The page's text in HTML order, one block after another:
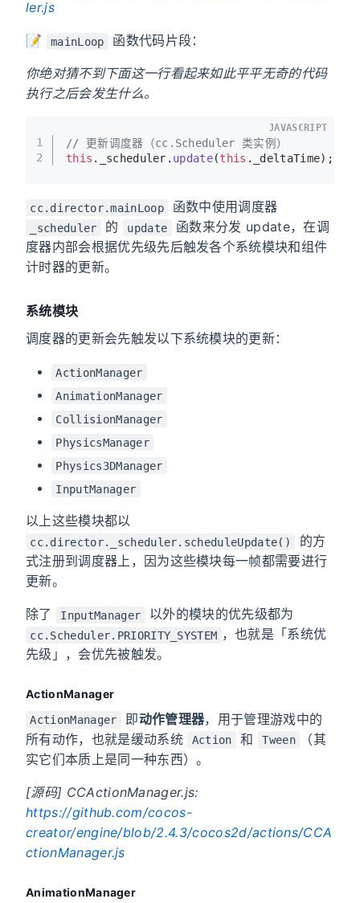
ler.js
📝 mainLoop 函数代码片段：
你绝对猜不到下面这一行看起来如此平平无奇的代码
执行之后会发生什么。
1
2
// 更新调度器（cc.Scheduler 类实例）
this . _scheduler . update(this . _deltaTime);
JAVASCRIPT
cc.director.mainLoop 函数中使用调度器
_scheduler 的 update
函数来分发 update，在调
度器内部会根据优先级先后触发各个系统模块和组件
计时器的更新。
系统模块
调度器的更新会先触发以下系统模块的更新：
ActionManager
AnimationManager
CollisionManager
PhysicsManager
Physics3DManager
InputManager
以上这些模块都以
cc.director._scheduler.scheduleUpdate()
的方
式注册到调度器上，因为这些模块每一帧都需要进行
更新。
除了 InputManager 以外的模块的优先级都为
cc.Scheduler.PRIORITY_SYSTEM ，也就是「系统优
先级」，会优先被触发。
ActionManager
ActionManager 即动作管理器，用于管理游戏中的
所有动作，也就是缓动系统
Action 和 Tween
（其
实它们本质上是同一种东西）。
[源码] CCActionManager.js:
https://github.com/cocos-
creator/engine/blob/2.4.3/cocos2d/actions/CCA
ctionManager.js
AnimationManager